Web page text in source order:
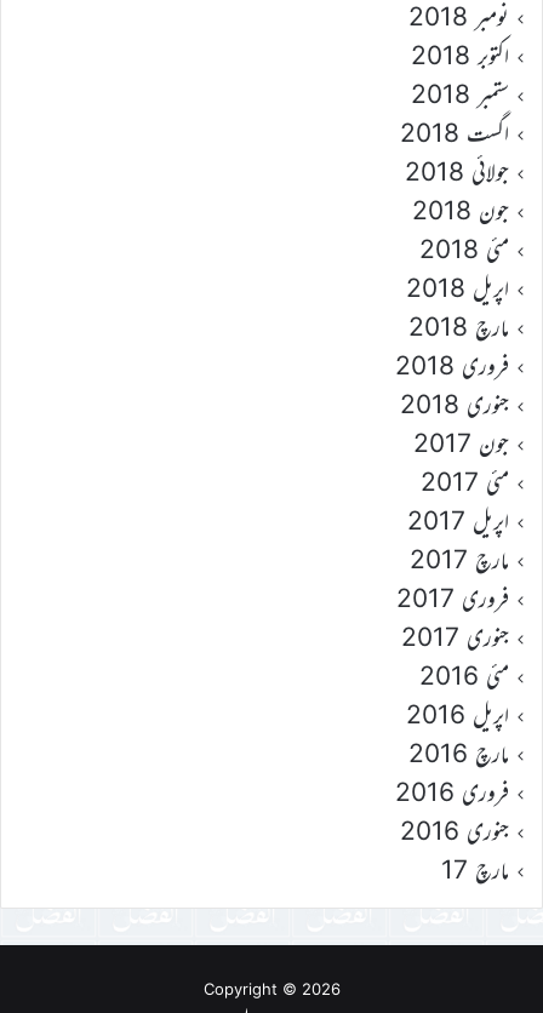
نومبر 2018
اکتوبر 2018
ستمبر 2018
اگست 2018
جولائی 2018
جون 2018
مئی 2018
اپریل 2018
مارچ 2018
فروری 2018
جنوری 2018
جون 2017
مئی 2017
اپریل 2017
مارچ 2017
فروری 2017
جنوری 2017
مئی 2016
اپریل 2016
مارچ 2016
فروری 2016
جنوری 2016
مارچ 17
Copyright © 2026